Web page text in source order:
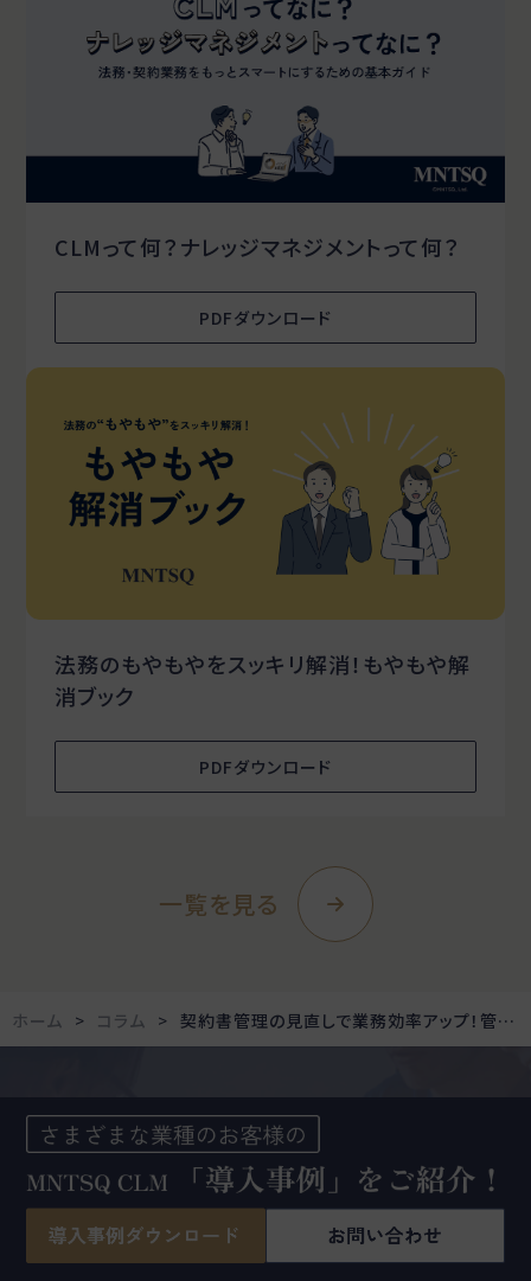
CLMって何？ナレッジマネジメントって何？
PDFダウンロード
法務のもやもやをスッキリ解消！もやもや解
消ブック
PDFダウンロード
一覧を見る
ホーム コラム 契約書管理の見直しで業務効率アップ！管理システム導入のメリットと選定のポイントを解説
お客様の業態に合わせた
プランと料金をご案内しています。